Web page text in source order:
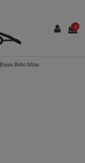
0
Blusa Boho Mina